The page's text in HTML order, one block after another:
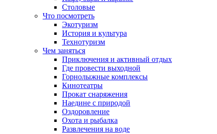
Столовые
Что посмотреть
Экотуризм
История и культура
Технотуризм
Чем заняться
Приключения и активный отдых
Где провести выходной
Горнолыжные комплексы
Кинотеатры
Прокат снаряжения
Наедине с природой
Оздоровление
Охота и рыбалка
Развлечения на воде